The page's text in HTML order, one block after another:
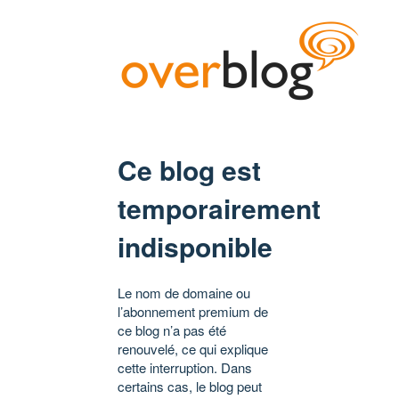
Ce blog est
temporairement
indisponible
Le nom de domaine ou
l’abonnement premium de
ce blog n’a pas été
renouvelé, ce qui explique
cette interruption. Dans
certains cas, le blog peut